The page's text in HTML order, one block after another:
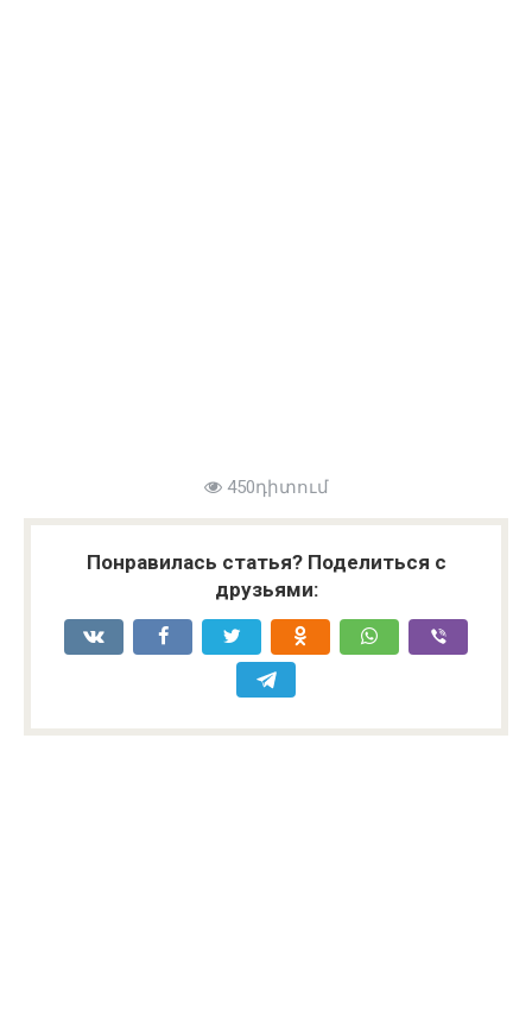
450դիտում
Понравилась статья? Поделиться с
друзьями: